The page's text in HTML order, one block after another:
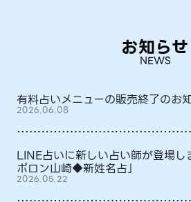
お知らせ
NEWS
有料占いメニューの販売終了のお
2026.06.08
LINE占いに新しい占い師が登場
ポロン山崎◆新姓名占」
2026.05.22